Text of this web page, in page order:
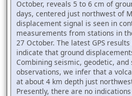
October, reveals 5 to 6 cm of
days, centered just northwest of
displacement signal is seen in
measurements from stations in
27 October. The latest GPS
indicate that ground
Combining seismic, geodetic,
observations, we infer that a
at about 4 km depth just
Presently, there are no